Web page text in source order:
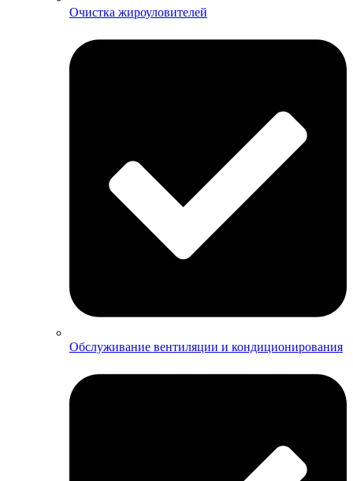
Очистка жироуловителей
Обслуживание вентиляции и кондиционирования